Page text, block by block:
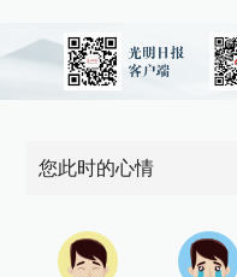
您此时的心情